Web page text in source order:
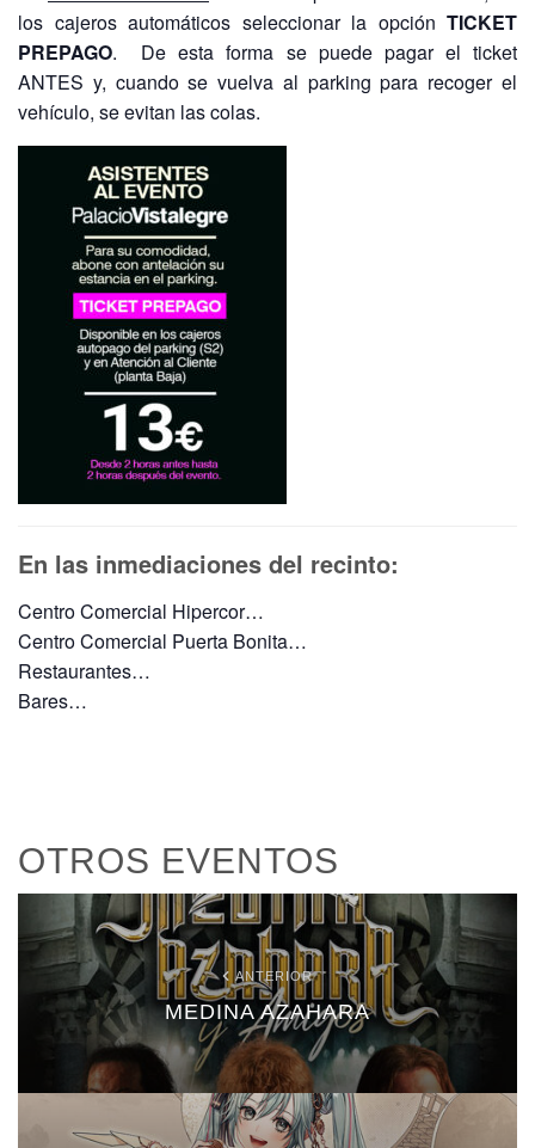
los cajeros automáticos seleccionar la opción TICKET
PREPAGO. De esta forma se puede pagar el ticket
ANTES y, cuando se vuelva al parking para recoger el
vehículo, se evitan las colas.
En las inmediaciones del recinto:
Centro Comercial Hipercor…
Centro Comercial Puerta Bonita…
Restaurantes…
Bares…
OTROS EVENTOS
ANTERIOR
MEDINA AZAHARA